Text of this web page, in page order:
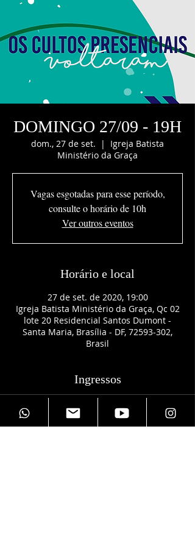
DOMINGO 27/09 - 19H
dom., 27 de set.
  |
Igreja Batista
Ministério da Graça
Vagas esgotadas para esse período,
consulte o horário de 10h
Ver outros eventos
Horário e local
27 de set. de 2020, 19:00
Igreja Batista Ministério da Graça, Qc 02
lote 20 Residencial Santos Dumont -
Santa Maria, Brasília - DF, 72593-302,
Brasil
Ingressos
Vendas encerradas